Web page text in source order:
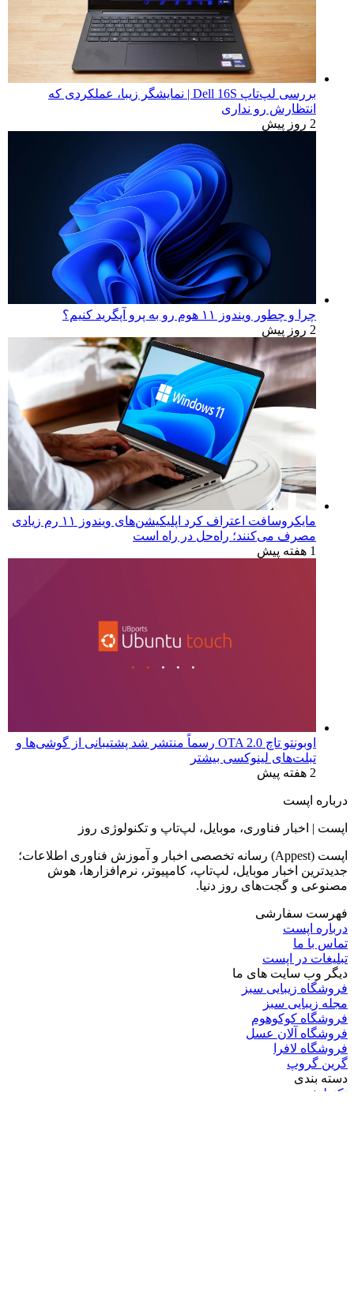
بررسی لپ‌تاپ Dell 16S | نمایشگر زیبا، عملکردی که
انتظارش رو نداری
2 روز پیش
چرا و چطور ویندوز ۱۱ هوم رو به پرو آپگرید کنیم؟
2 روز پیش
مایکروسافت اعتراف کرد اپلیکیشن‌های ویندوز ۱۱ رم زیادی
مصرف می‌کنند؛ راه‌حل در راه است
1 هفته پیش
اوبونتو تاچ OTA 2.0 رسماً منتشر شد پشتیبانی از گوشی‌ها و
تبلت‌های لینوکسی بیشتر
2 هفته پیش
درباره اپست
اپست | اخبار فناوری، موبایل، لپ‌تاپ و تکنولوژی روز
اپست (Appest) رسانه تخصصی اخبار و آموزش فناوری اطلاعات؛
جدیدترین اخبار موبایل، لپ‌تاپ، کامپیوتر، نرم‌افزارها، هوش
مصنوعی و گجت‌های روز دنیا.
فهرست سفارشی
درباره اپست
تماس با ما
تبلیغات در اپست
دیگر وب سایت های ما
فروشگاه زیبایی سبز
مجله زیبایی سبز
فروشگاه کوکوهوم
فروشگاه آلان عسل
فروشگاه لافرا
گرین گروپ
دسته بندی
تکنولوژی